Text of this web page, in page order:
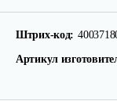
Штрих-код:
Артикул